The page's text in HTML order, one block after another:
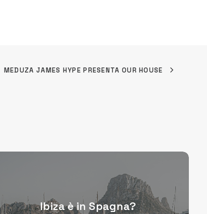
MEDUZA JAMES HYPE PRESENTA OUR HOUSE
Ibiza è in Spagna?